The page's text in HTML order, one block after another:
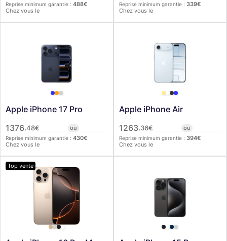
Reprise minimum garantie : 488€
Chez vous le
Reprise minimum garantie : 339€
Chez vous le
Apple iPhone 17 Pro
1376,48€ ou
Reprise minimum garantie : 430€
Chez vous le
Apple iPhone Air
1263,36€ ou
Reprise minimum garantie : 394€
Chez vous le
Top vente